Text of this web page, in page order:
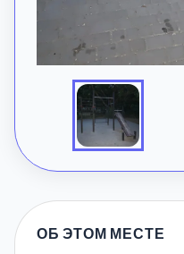
ОБ ЭТОМ МЕСТЕ